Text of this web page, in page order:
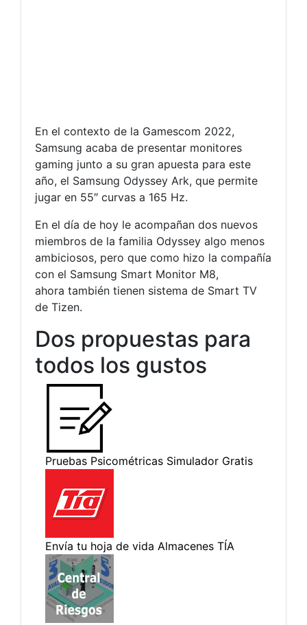
En el contexto de la Gamescom 2022,
Samsung acaba de presentar monitores
gaming junto a su gran apuesta para este
año, el Samsung Odyssey Ark, que permite
jugar en 55″ curvas a 165 Hz.
En el día de hoy le acompañan dos nuevos
miembros de la familia Odyssey algo menos
ambiciosos, pero que como hizo la compañía
con el Samsung Smart Monitor M8,
ahora también tienen sistema de Smart TV
de Tizen.
Dos propuestas para
todos los gustos